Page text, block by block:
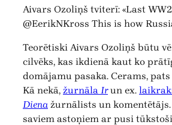
Aivars Ozoliņš tviterī: «Last
@EerikNKross This is how
Teorētiski Aivars Ozoliņš būtu
cilvēks, kas ikdienā kaut ko
domājamu pasaka. Cerams,
Kā nekā, žurnāla Irun ex.
Diena žurnālists un
saviem astoņiem ar pusi